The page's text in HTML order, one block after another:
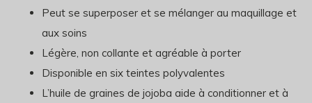
Peut se superposer et se mélanger au maquillage et
aux soins
Légère, non collante et agréable à porter
Disponible en six teintes polyvalentes
L’huile de graines de jojoba aide à conditionner et à